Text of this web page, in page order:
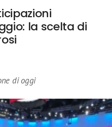
la scelta di
di oggi